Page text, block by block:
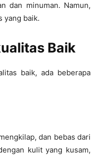
dan minuman. Namun,
yang baik.
Baik
baik, ada beberapa
dan bebas dari
kulit yang kusam,